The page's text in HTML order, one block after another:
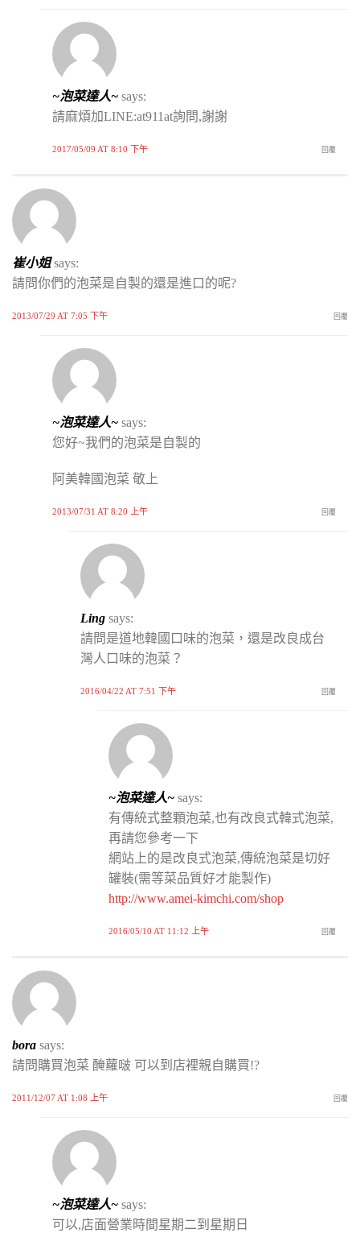
~泡菜達人~ says:
請麻煩加LINE:at911at詢問,謝謝
2017/05/09 AT 8:10 下午 回覆
崔小姐 says:
請問你們的泡菜是自製的還是進口的呢?
2013/07/29 AT 7:05 下午 回覆
~泡菜達人~ says:
您好~我們的泡菜是自製的
阿美韓國泡菜 敬上
2013/07/31 AT 8:20 上午 回覆
Ling says:
請問是道地韓國口味的泡菜，還是改良成台
灣人口味的泡菜？
2016/04/22 AT 7:51 下午 回覆
~泡菜達人~ says:
有傳統式整顆泡菜,也有改良式韓式泡菜,
再請您參考一下
網站上的是改良式泡菜,傳統泡菜是切好
罐裝(需等菜品質好才能製作)
http://www.amei-kimchi.com/shop
2016/05/10 AT 11:12 上午 回覆
bora says:
請問購買泡菜 醃蘿啵 可以到店裡親自購買!?
2011/12/07 AT 1:08 上午 回覆
~泡菜達人~ says:
可以,店面營業時間星期二到星期日